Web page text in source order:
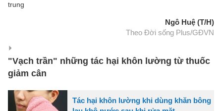
trung
Ngô Huệ (T/H)
Theo Đời sống Plus/GĐVN
"Vạch trần" những tác hại khôn lường từ thuốc
giảm cân
Tác hại khôn lường khi dùng khăn bông